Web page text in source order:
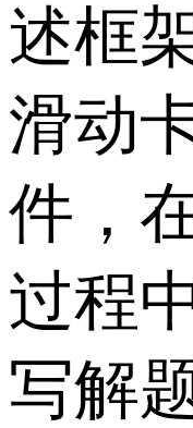
述框
滑动
件，
过程
写解